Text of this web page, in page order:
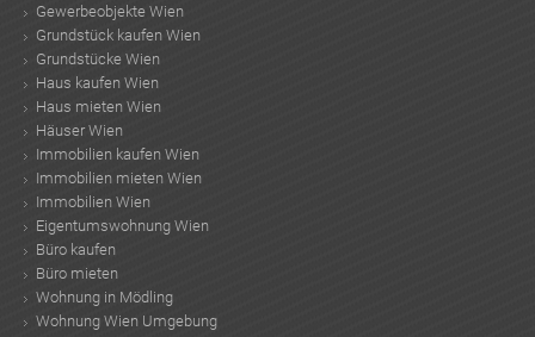
Gewerbeobjekte Wien
Grundstück kaufen Wien
Grundstücke Wien
Haus kaufen Wien
Haus mieten Wien
Häuser Wien
Immobilien kaufen Wien
Immobilien mieten Wien
Immobilien Wien
Eigentumswohnung Wien
Büro kaufen
Büro mieten
Wohnung in Mödling
Wohnung Wien Umgebung